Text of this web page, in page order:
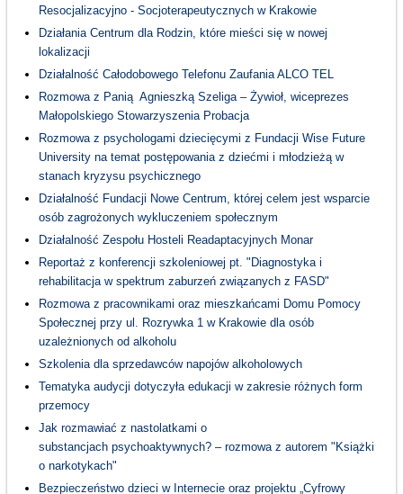
Resocjalizacyjno - Socjoterapeutycznych w Krakowie
Działania Centrum dla Rodzin, które mieści się w nowej
lokalizacji
Działalność Całodobowego Telefonu Zaufania ALCO TEL
Rozmowa z Panią Agnieszką Szeliga – Żywioł, wiceprezes
Małopolskiego Stowarzyszenia Probacja
Rozmowa z psychologami dziecięcymi z Fundacji Wise Future
University na temat postępowania z dziećmi i młodzieżą w
stanach kryzysu psychicznego
Działalność Fundacji Nowe Centrum, której celem jest wsparcie
osób zagrożonych wykluczeniem społecznym
Działalność Zespołu Hosteli Readaptacyjnych Monar
Reportaż z konferencji szkoleniowej pt. "Diagnostyka i
rehabilitacja w spektrum zaburzeń związanych z FASD"
Rozmowa z pracownikami oraz mieszkańcami Domu Pomocy
Społecznej przy ul. Rozrywka 1 w Krakowie dla osób
uzależnionych od alkoholu
Szkolenia dla sprzedawców napojów alkoholowych
Tematyka audycji dotyczyła edukacji w zakresie różnych form
przemocy
Jak rozmawiać z nastolatkami o
substancjach psychoaktywnych? – rozmowa z autorem "Książki
o narkotykach"
Bezpieczeństwo dzieci w Internecie oraz projektu „Cyfrowy